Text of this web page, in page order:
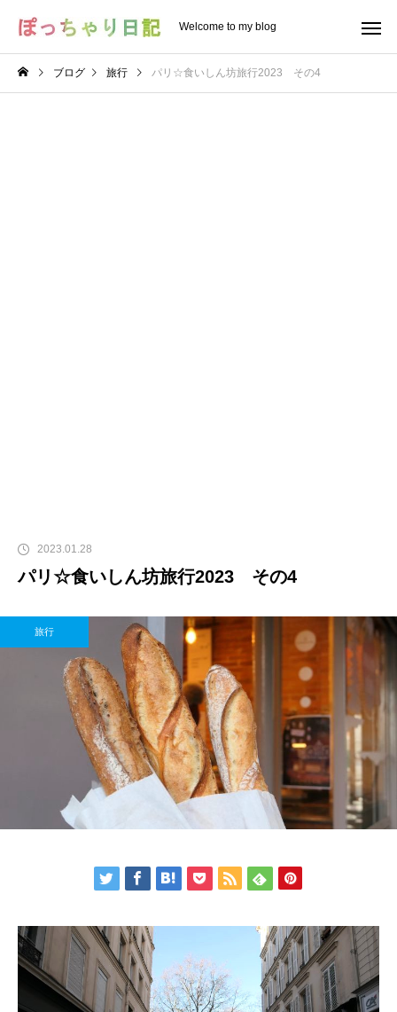
Welcome to my blog
ブログ 旅行 パリ☆食いしん坊旅行2023 その4
2023.01.28
パリ☆食いしん坊旅行2023 その4
旅行